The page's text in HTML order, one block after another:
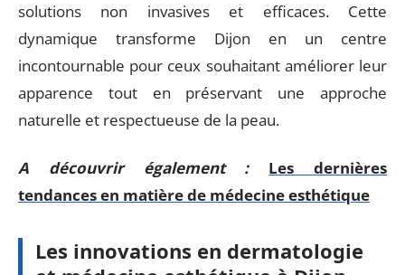
solutions non invasives et efficaces. Cette
dynamique transforme Dijon en un centre
incontournable pour ceux souhaitant améliorer leur
apparence tout en préservant une approche
naturelle et respectueuse de la peau.
A découvrir également :
Les dernières
tendances en matière de médecine esthétique
Les innovations en dermatologie